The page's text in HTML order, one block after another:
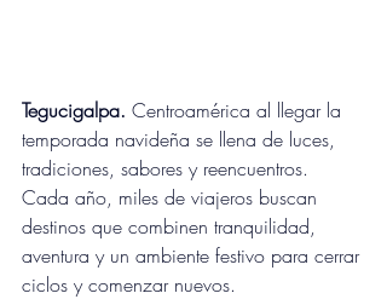
Tegucigalpa. Centroamérica al llegar la
temporada navideña se llena de luces,
tradiciones, sabores y reencuentros.
Cada año, miles de viajeros buscan
destinos que combinen tranquilidad,
aventura y un ambiente festivo para cerrar
ciclos y comenzar nuevos.